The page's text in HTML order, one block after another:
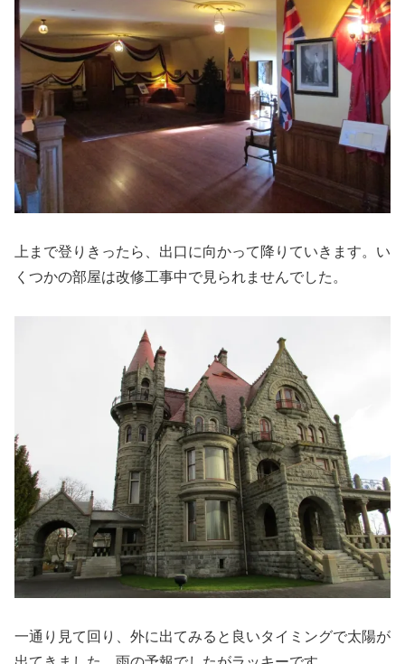
上まで登りきったら、出口に向かって降りていきます。い
くつかの部屋は改修工事中で見られませんでした。
一通り見て回り、外に出てみると良いタイミングで太陽が